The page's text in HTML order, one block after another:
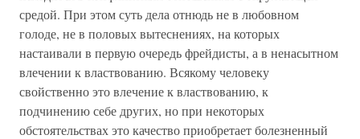
средой. При этом суть дела отнюдь не в любовном
голоде, не в половых вытеснениях, на которых
настаивали в первую очередь фрейдисты, а в ненасытном
влечении к властвованию. Всякому человеку
свойственно это влечение к властвованию, к
подчинению себе других, но при некоторых
обстоятельствах это качество приобретает болезненный